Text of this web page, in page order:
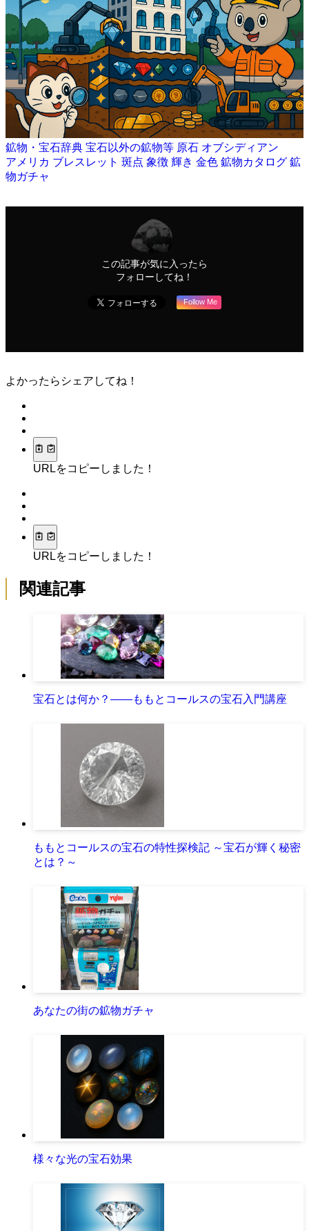
鉱物・宝石辞典 宝石以外の鉱物等 原石 オブシディアン
アメリカ ブレスレット 斑点 象徴 輝き 金色 鉱物カタログ 鉱
物ガチャ
この記事が気に入ったら
フォローしてね！
Follow Me
よかったらシェアしてね！
URLをコピーしました！
URLをコピーしました！
関連記事
宝石とは何か？――ももとコールスの宝石入門講座
ももとコールスの宝石の特性探検記 ～宝石が輝く秘密
とは？～
あなたの街の鉱物ガチャ
様々な光の宝石効果